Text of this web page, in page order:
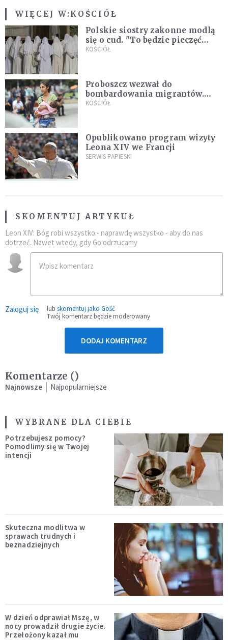
WIĘCEJ W:KOŚCIÓŁ
Polskie siostry zakonne modlą
się o cud. "To będzie pieczęć
Pana Boga dla naszej wiary"
KOŚCIÓŁ
Proboszcz wezwał do
bombardowania migrantów.
"Masowy ogień przeciwko
KOŚCIÓŁ
Opublikowano program wizyty
Leona XIV we Francji
SERWIS PAPIESKI
SKOMENTUJ ARTYKUŁ
Leon XIV: Bóg robi wszystko - naprawdę wszystko - aby do nas
dotrzeć. Nawet wtedy, gdy Go odrzucamy
Zaloguj się lub skomentuj jako Gość
Twój komentarz będzie moderowany
DODAJ KOMENTARZ
Komentarze ()
Najnowsze Najpopularniejsze
WYBRANE DLA CIEBIE
Potrzebujesz pomocy?
Pomodlimy się w Twojej
intencji
Skuteczna modlitwa w
sprawach trudnych i
beznadziejnych
W dzień odprawiał Mszę, w
nocy prowadził drugie życie.
Przełożony kazał mu